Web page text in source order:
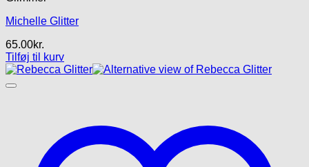
Michelle Glitter
65.00kr.
Tilføj til kurv